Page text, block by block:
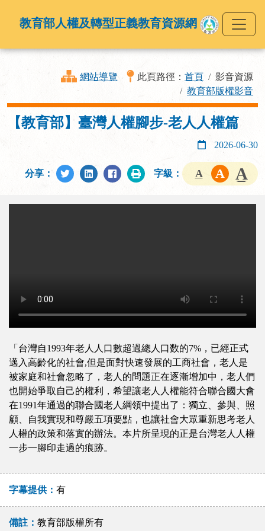
教育部人權及轉型正義教育資源網
網站導覽 此頁路徑： 首頁
影音資源
教育部版權影音
【教育部】臺灣人權腳步-老人人權篇
2026-06-30
分享： 字級：
「台灣自1993年老人人口數超過總人口数的7%，已經正式
邁入高齡化的社會,但是面對快速發展的工商社會，老人是
被家庭和社會忽略了，老人的問題正在逐漸增加中，老人們
也開始爭取自己的權利，希望讓老人人權能符合聯合國大會
在1991年通過的聯合國老人綱領中提出了：獨立、參與、照
顧、自我實現和尊嚴五項要點，也讓社會大眾重新思考老人
人權的政策和落實的辦法。本片所呈現的正是台灣老人人權
一步一腳印走過的痕跡。
字幕提供：有
備註：教育部版權所有